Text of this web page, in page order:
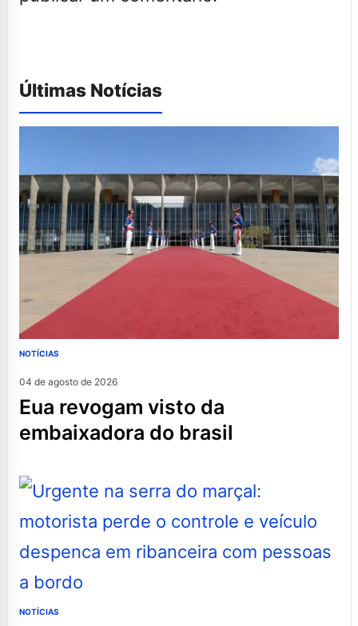
Últimas Notícias
NOTÍCIAS
04 de agosto de 2026
eua revogam visto da
embaixadora do brasil
NOTÍCIAS